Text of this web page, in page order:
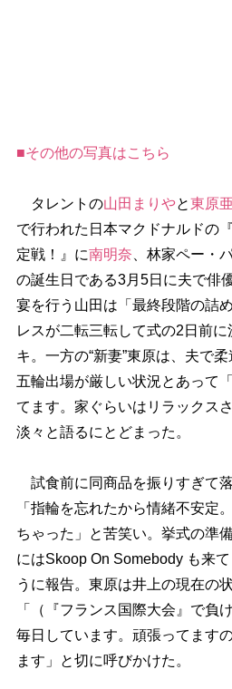
■その他の写真はこちら
タレントの山田まりと東原
で行われた日本マクドナルドの
定戦！』に南明奈 、林家ペー・
の誕生日である3月5日に夫で俳
宴を行う山田は「最終段階の詰
レスが二転三転して式の2日前
キ。一方の“新妻”東原は、夫で
五輪出場が厳しい状況とあって
てます。家ぐらいはリラックス
淡々と語るにとどまった。
試食前に同商品を振りすぎて
「指輪を忘れたから情緒不安定
ちゃった」と苦笑い。挙式の準
にはSkoop On Somebody も来
うに報告。東原は井上の現在の
「（『フランス国際大会』で負
毎日しています。頑張ってます
ます」と切に呼びかけた。